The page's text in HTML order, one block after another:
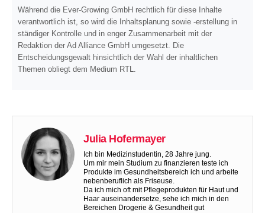
Während die Ever-Growing GmbH rechtlich für diese Inhalte
verantwortlich ist, so wird die Inhaltsplanung sowie -erstellung in
ständiger Kontrolle und in enger Zusammenarbeit mit der
Redaktion der Ad Alliance GmbH umgesetzt. Die
Entscheidungsgewalt hinsichtlich der Wahl der inhaltlichen
Themen obliegt dem Medium RTL.
Julia Hofermayer
Ich bin Medizinstudentin, 28 Jahre jung.
Um mir mein Studium zu finanzieren teste ich
Produkte im Gesundheitsbereich ich und arbeite
nebenberuflich als Friseuse.
Da ich mich oft mit Pflegeprodukten für Haut und
Haar auseinandersetze, sehe ich mich in den
Bereichen Drogerie & Gesundheit gut